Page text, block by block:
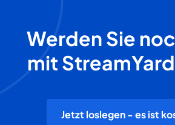
Werden Sie
mit
Jetzt loslegen - es ist